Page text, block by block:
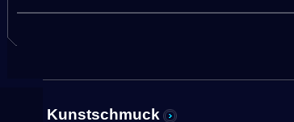
Kunstschmuck